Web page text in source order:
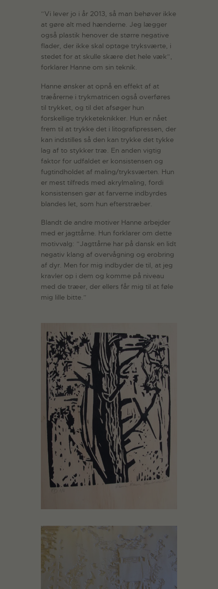
”Vi lever jo i år 2013, så man behøver ikke
at gøre alt med hænderne. Jeg lægger
også plastik henover de større negative
flader, der ikke skal optage tryksværte, i
stedet for at skulle skære det hele væk”,
forklarer Hanne om sin teknik.
Hanne ønsker at opnå en effekt af at
træårerne i trykmatricen også overføres
til trykket, og til det afsøger hun
forskellige trykketeknikker. Hun er nået
frem til at trykke det i litografipressen, der
kan indstilles så den kan trykke det tykke
lag af to stykker træ. En anden vigtig
faktor for udfaldet er konsistensen og
fugtindholdet af maling/tryksværten. Hun
er mest tilfreds med akrylmaling, fordi
konsistensen gør at farverne indbyrdes
blandes let, som hun efterstræber.
Blandt de andre motiver Hanne arbejder
med er jagttårne. Hun forklarer om dette
motivvalg: ”Jagttårne har på dansk en lidt
negativ klang af overvågning og erobring
af dyr. Men for mig indbyder de til, at jeg
kravler op i dem og komme på niveau
med de træer, der ellers får mig til at føle
mig lille bitte.”